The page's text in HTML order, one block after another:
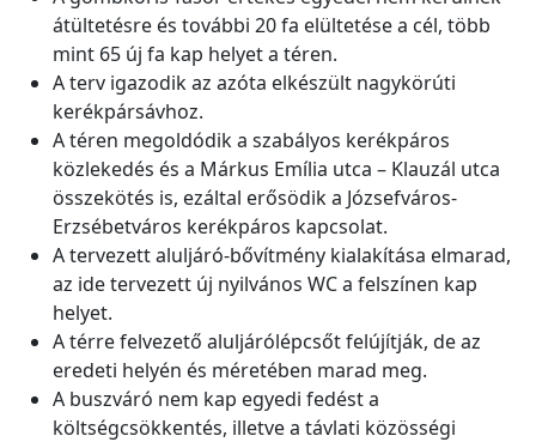
átültetésre és további 20 fa elültetése a cél, több
mint 65 új fa kap helyet a téren.
A terv igazodik az azóta elkészült nagykörúti
kerékpársávhoz.
A téren megoldódik a szabályos kerékpáros
közlekedés és a Márkus Emília utca – Klauzál utca
összekötés is, ezáltal erősödik a Józsefváros-
Erzsébetváros kerékpáros kapcsolat.
A tervezett aluljáró-bővítmény kialakítása elmarad,
az ide tervezett új nyilvános WC a felszínen kap
helyet.
A térre felvezető aluljárólépcsőt felújítják, de az
eredeti helyén és méretében marad meg.
A buszváró nem kap egyedi fedést a
költségcsökkentés, illetve a távlati közösségi